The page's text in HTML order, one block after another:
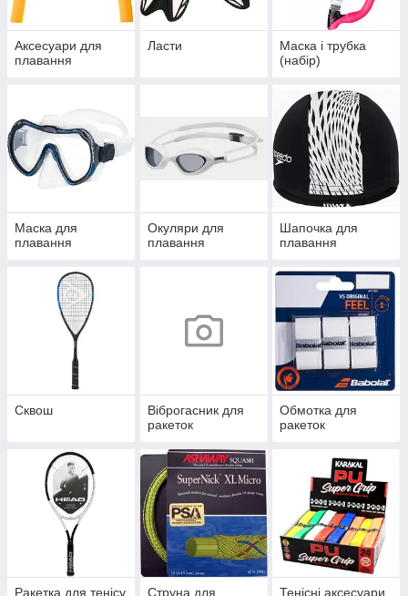
Аксесуари для
плавання
Ласти
Маска і трубка
(набір)
Маска для
плавання
Окуляри для
плавання
Шапочка для
плавання
Сквош
Віброгасник для
ракеток
Обмотка для
ракеток
Ракетка для тенісу
Струна для
Тенісні аксесуари